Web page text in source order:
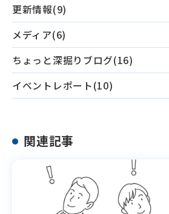
更新情報(9)
メディア(6)
ちょっと深掘りブログ(16)
イベントレポート(10)
関連記事